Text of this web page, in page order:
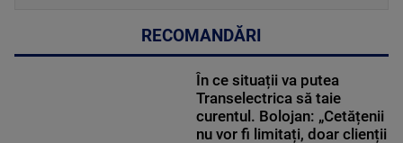
RECOMANDĂRI
În ce situații va putea
Transelectrica să taie
curentul. Bolojan: „Cetățenii
nu vor fi limitați, doar clienții